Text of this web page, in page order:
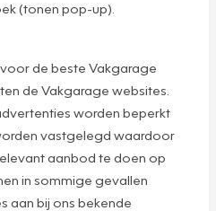
(tonen pop-up).
de beste Vakgarage
de Vakgarage websites.
worden beperkt
vastgelegd waardoor
aanbod te doen op
in sommige gevallen
aan bij ons bekende